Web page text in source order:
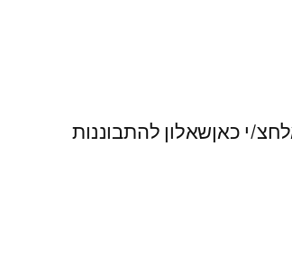
י כאןשאלון להתבוננות